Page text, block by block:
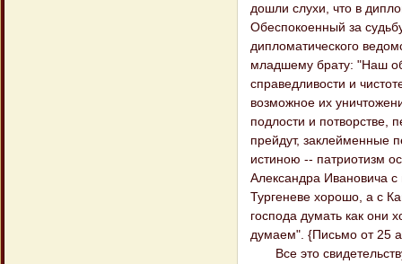
дошли слухи, что в
Обеспокоенный за
дипломатического
младшему брату: "Наш
справедливости и
возможное их
подлости и потворстве,
прейдут, заклейменные
истиною -- патриотизм
Александра Ивановича
Тургеневе хорошо, а с
господа думать как они
думаем". {Письмо от 25
Все это